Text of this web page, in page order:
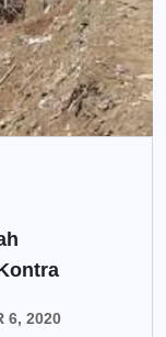
6, 2020